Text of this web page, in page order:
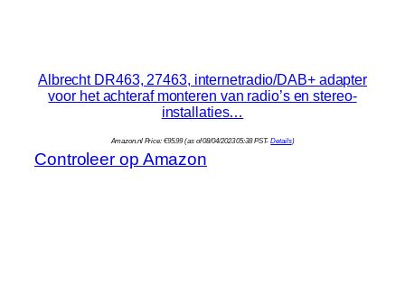
Albrecht DR463, 27463, internetradio/DAB+ adapter
voor het achteraf monteren van radio’s en stereo-
installaties…
Amazon.nl Price: €95.99(as of 08/04/2023 05:38 PST-Details)
Controleer op Amazon